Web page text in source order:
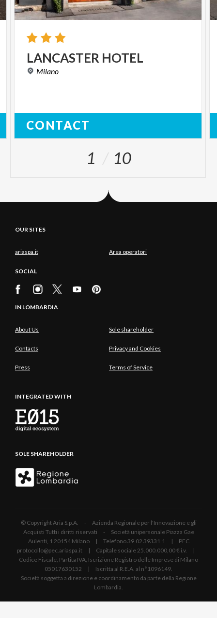
LANCASTER HOTEL
Milano
CONTACT
1 10
OUR SITES
ariaspa.it Area operatori
SOCIAL
IN LOMBARDIA
About Us Sole shareholder
Contacts Privacy and Cookies
Press Terms of Service
INTEGRATED WITH
SOLE SHAREHOLDER
© Copyright Aria S.p.A. - Azienda Regionale per l'Innovazione e gli
Acquisti Tutti i diritti riservati - Società unipersonale Piazza Gae
Aulenti, 1 20154 Milano | Telefono 39.02 39331.1 | PEC
protocollo@pec.ariaspa.it | Capitale sociale 25.000.000,00 € i.v. |
Codice Fiscale, Partita IVA, Iscrizione Registro delle Imprese di Milano
05017630152 | Iscritta al R.E.A. al n°1096149.
Società soggetta a direzione e coordinamento da parte della Regione
Lombardia.